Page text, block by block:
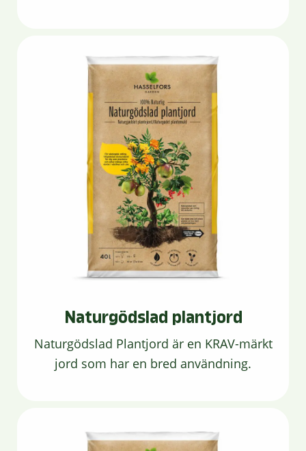
Naturgödslad plantjord
Naturgödslad Plantjord är en KRAV-märkt
jord som har en bred användning.